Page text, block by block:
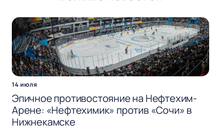
14 июля
Эпичное противостояние на Нефтехим-
Арене: «Нефтехимик» против «Сочи» в
Нижнекамске